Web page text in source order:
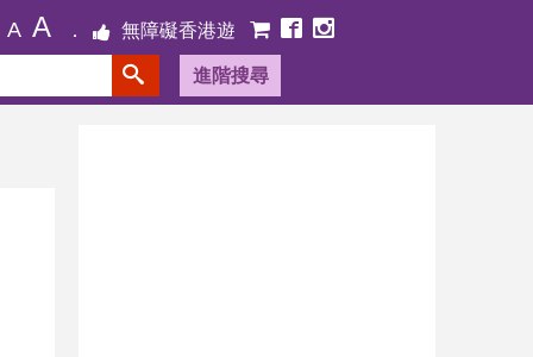
A A 無障礙香港遊
進階搜尋